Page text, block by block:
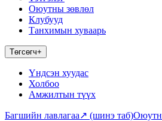
Оюутны зөвлөл
Клубууд
Танхимын хуваарь
Төгсөгч+
Үндсэн хуудас
Холбоо
Амжилтын түүх
Багшийн лавлагаа↗ (шинэ таб)